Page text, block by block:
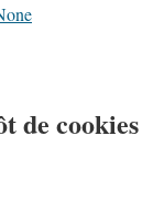
de cookies